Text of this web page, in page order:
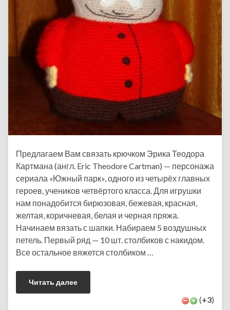
Предлагаем Вам связать крючком Эрика Теодора
Картмана (англ. Eric Theodore Cartman) — персонажа
сериала «Южный парк», одного из четырёх главных
героев, учеников четвёртого класса. Для игрушки
нам понадобится бирюзовая, бежевая, красная,
желтая, коричневая, белая и черная пряжа.
Начинаем вязать с шапки. Набираем 5 воздушных
петель. Первый ряд — 10 шт. столбиков с накидом.
Все остальное вяжется столбиком …
Читать далее
(+3)